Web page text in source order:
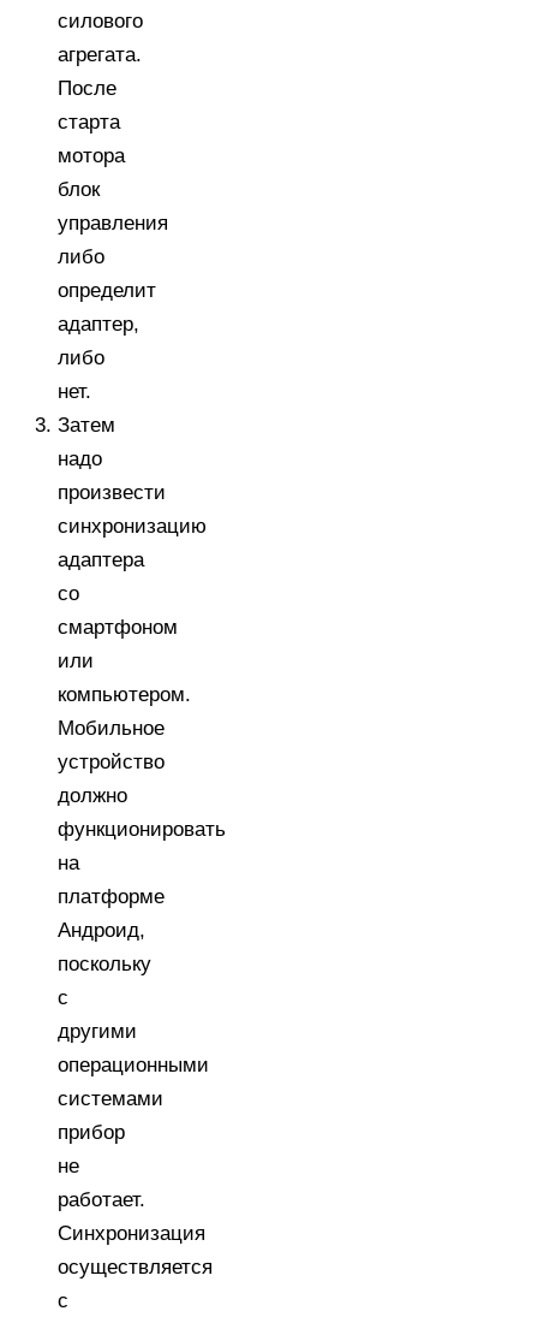
силового
агрегата.
После
старта
мотора
блок
управления
либо
определит
адаптер,
либо
нет.
Затем
надо
произвести
синхронизацию
адаптера
со
смартфоном
или
компьютером.
Мобильное
устройство
должно
функционировать
на
платформе
Андроид,
поскольку
с
другими
операционными
системами
прибор
не
работает.
Синхронизация
осуществляется
с